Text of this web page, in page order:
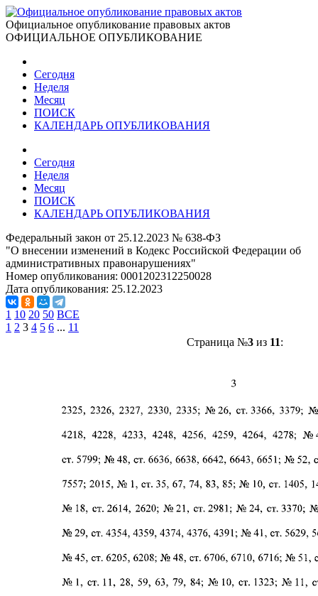
Официальное опубликование правовых актов
ОФИЦИАЛЬНОЕ ОПУБЛИКОВАНИЕ
Сегодня
Неделя
Месяц
ПОИСК
КАЛЕНДАРЬ ОПУБЛИКОВАНИЯ
Сегодня
Неделя
Месяц
ПОИСК
КАЛЕНДАРЬ ОПУБЛИКОВАНИЯ
Федеральный закон от 25.12.2023 № 638-ФЗ
"О внесении изменений в Кодекс Российской Федерации об
административных правонарушениях"
Номер опубликования: 0001202312250028
Дата опубликования: 25.12.2023
1 10 20 50 ВСЕ
1 2 3 4 5 6 ... 11
Страница №3 из 11: